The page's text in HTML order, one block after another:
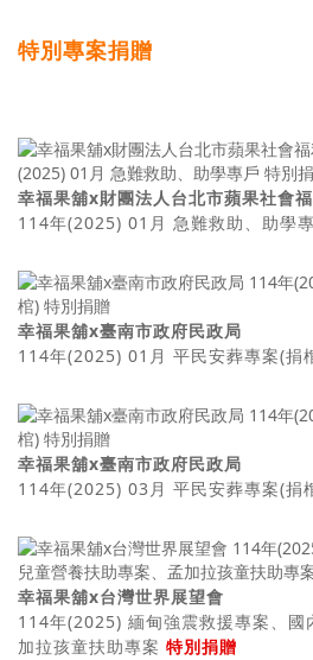
特別專案捐贈
幸福果舖x財團法人台北市蘋果社會
114年(2025) 01月 急難救助、助學
幸福果舖x臺南市政府民政局
114年(2025) 01月 平民安葬專案(捐
幸福果舖x臺南市政府民政局
114年(2025) 03月 平民安葬專案(捐
幸福果舖x台灣世界展望會
114年(2025) 緬甸強震救援專案、國
加拉孩童扶助專案 特別捐贈